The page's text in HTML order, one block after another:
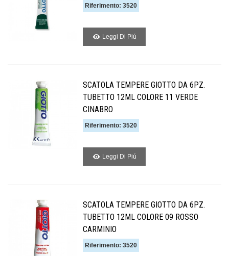
Riferimento: 3520
Leggi Di Piú
SCATOLA TEMPERE GIOTTO DA 6PZ.
TUBETTO 12ML COLORE 11 VERDE
CINABRO
Riferimento: 3520
Leggi Di Piú
SCATOLA TEMPERE GIOTTO DA 6PZ.
TUBETTO 12ML COLORE 09 ROSSO
CARMINIO
Riferimento: 3520